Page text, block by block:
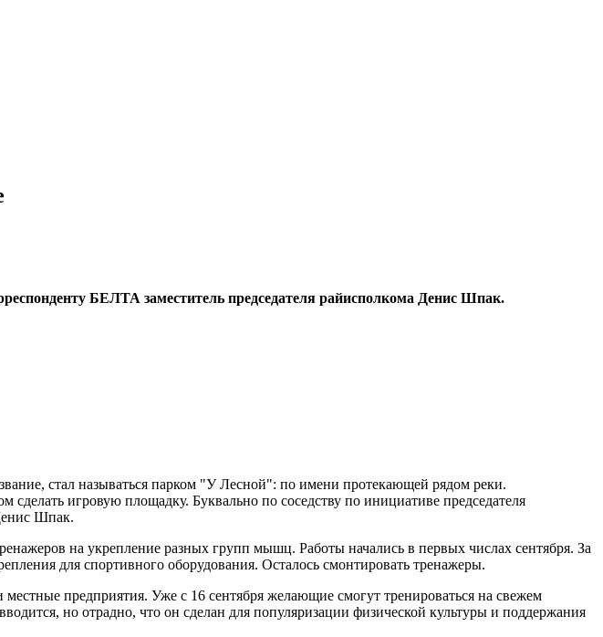
БЕЛТА заместитель председателя райисполкома Денис Шпак.
стал называться парком "У Лесной": по имени протекающей рядом реки.
игровую площадку. Буквально по соседству по инициативе председателя
Шпак.
на укрепление разных групп мышц. Работы начались в первых числах сентября. За
для спортивного оборудования. Осталось смонтировать тренажеры.
предприятия. Уже с 16 сентября желающие смогут тренироваться на свежем
но отрадно, что он сделан для популяризации физической культуры и поддержания